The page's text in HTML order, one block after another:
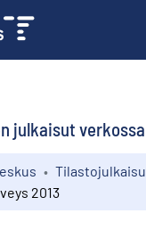
julkaisut verkossa
2013